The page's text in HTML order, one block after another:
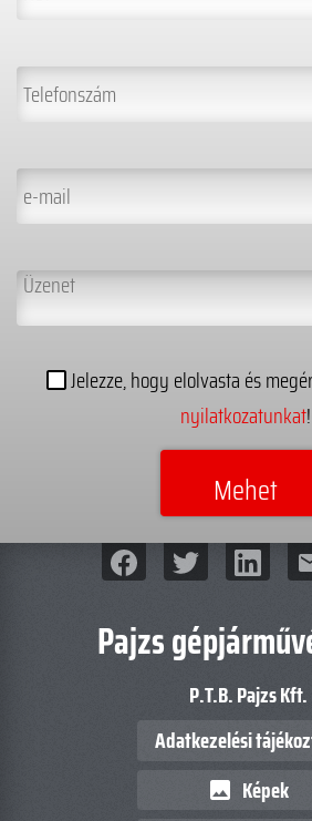
Jelezze, hogy elolvasta és
nyilatkozatunkat!
Pajzs
P.T.B. Pajzs Kft.
Adatkezelési
image Képek